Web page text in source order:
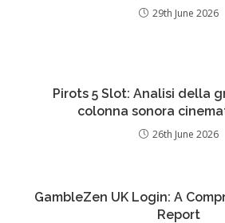
29th June 2026
Pirots 5 Slot: Analisi della
colonna sonora
26th June 2026
GambleZen UK Login: A
Report